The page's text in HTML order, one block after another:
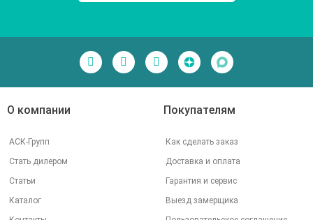
О компании
АСК-Групп
Стать дилером
Статьи
Каталог
Покупателям
Как сделать заказ
Доставка и оплата
Гарантия и сервис
Выезд замерщика